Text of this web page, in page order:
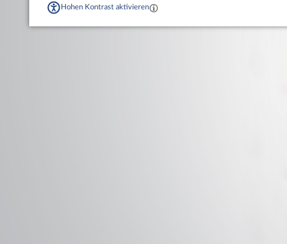
Hohen Kontrast aktivieren